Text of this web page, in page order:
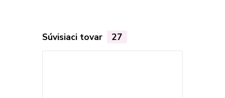
Súvisiaci tovar 27